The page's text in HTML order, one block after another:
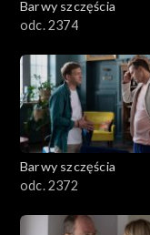
Barwy szczęścia
odc. 2374
Barwy szczęścia
odc. 2372